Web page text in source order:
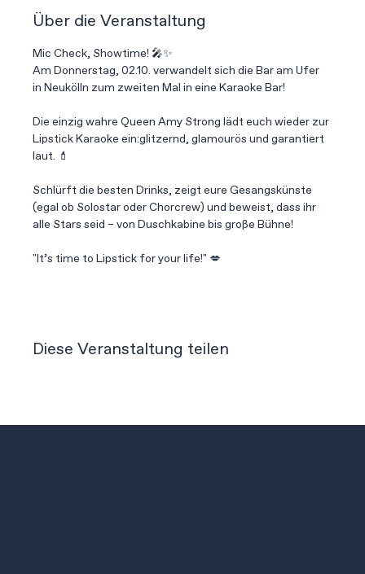
Über die Veranstaltung
Mic Check, Showtime! 🎤✨
Am Donnerstag, 02.10. verwandelt sich die Bar am Ufer
in Neukölln zum zweiten Mal in eine Karaoke Bar!
Die einzig wahre Queen Amy Strong lädt euch wieder zur
Lipstick Karaoke ein:glitzernd, glamourös und garantiert
laut. 💄
Schlürft die besten Drinks, zeigt eure Gesangskünste
(egal ob Solostar oder Chorcrew) und beweist, dass ihr
alle Stars seid – von Duschkabine bis große Bühne!
"It’s time to Lipstick for your life!" 💋
Diese Veranstaltung teilen